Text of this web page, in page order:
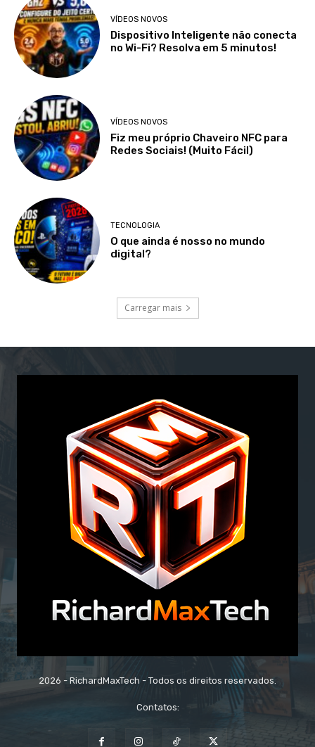
VÍDEOS NOVOS
Dispositivo Inteligente não conecta
no Wi-Fi? Resolva em 5 minutos!
VÍDEOS NOVOS
Fiz meu próprio Chaveiro NFC para
Redes Sociais! (Muito Fácil)
TECNOLOGIA
O que ainda é nosso no mundo
digital?
Carregar mais
2026 - RichardMaxTech - Todos os direitos reservados.
Contatos: